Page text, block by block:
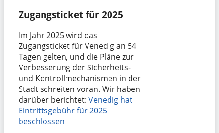
Zugangsticket für 2025
Im Jahr 2025 wird das
Zugangsticket für Venedig an 54
Tagen gelten, und die Pläne zur
Verbesserung der Sicherheits-
und Kontrollmechanismen in der
Stadt schreiten voran. Wir haben
darüber berichtet: Venedig hat
Eintrittsgebühr für 2025
beschlossen